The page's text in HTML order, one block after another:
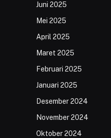
Juni 2025
Mei 2025
April 2025
Maret 2025
Februari 2025
Januari 2025
Desember 2024
November 2024
Oktober 2024